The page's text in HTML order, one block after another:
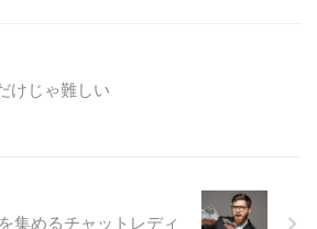
けじゃ難しい
集めるチャットレディ